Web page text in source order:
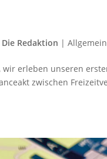
Die Redaktion |Allgemein
erleben unseren
zwischen